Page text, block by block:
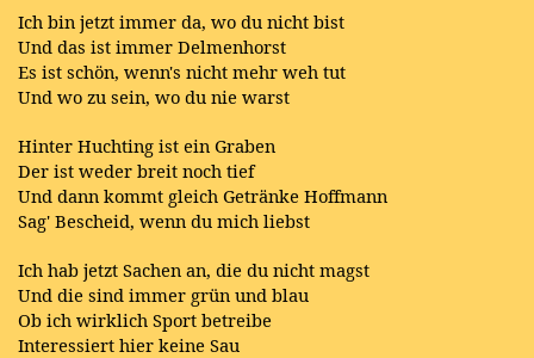
Ich bin jetzt immer da, wo du nicht bist
Und das ist immer Delmenhorst
Es ist schön, wenn's nicht mehr weh tut
Und wo zu sein, wo du nie warst
Hinter Huchting ist ein Graben
Der ist weder breit noch tief
Und dann kommt gleich Getränke Hoffmann
Sag' Bescheid, wenn du mich liebst
Ich hab jetzt Sachen an, die du nicht magst
Und die sind immer grün und blau
Ob ich wirklich Sport betreibe
Interessiert hier keine Sau